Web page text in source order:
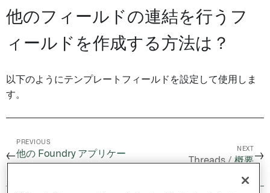
他のフィールドの連結を行うフ
ィールドを作成する方法は？
以下のようにテンプレートフィールドを設定して使用しま
す。
←
PREVIOUS
他の Foundry アプリケー
NEXT
Threads /概要→